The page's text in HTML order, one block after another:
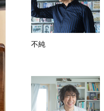
不純